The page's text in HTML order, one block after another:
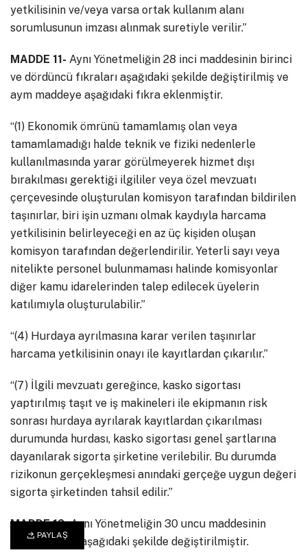
yetkilisinin ve/veya varsa ortak kullanım alanı
sorumlusunun imzası alınmak suretiyle verilir.”
MADDE 11- Aynı Yönetmeliğin 28 inci maddesinin birinci
ve dördüncü fıkraları aşağıdaki şekilde değiştirilmiş ve
aym maddeye aşağıdaki fıkra eklenmiştir.
“(1) Ekonomik ömrünü tamamlamış olan veya
tamamlamadığı halde teknik ve fiziki nedenlerle
kullanılmasında yarar görülmeyerek hizmet dışı
bırakılması gerektiği ilgililer veya özel mevzuatı
çerçevesinde oluşturulan komisyon tarafından bildirilen
taşınırlar, biri işin uzmanı olmak kaydıyla harcama
yetkilisinin belirleyeceği en az üç kişiden oluşan
komisyon tarafından değerlendirilir. Yeterli sayı veya
nitelikte personel bulunmaması halinde komisyonlar
diğer kamu idarelerinden talep edilecek üyelerin
katılımıyla oluşturulabilir.”
“(4) Hurdaya ayrılmasına karar verilen taşınırlar
harcama yetkilisinin onayı ile kayıtlardan çıkarılır.”
“(7) İlgili mevzuatı gereğince, kasko sigortası
yaptırılmış taşıt ve iş makineleri ile ekipmanın risk
sonrası hurdaya ayrılarak kayıtlardan çıkarılması
durumunda hurdası, kasko sigortası genel şartlarına
dayanılarak sigorta şirketine verilebilir. Bu durumda
rizikonun gerçekleşmesi anındaki gerçeğe uygun değeri
sigorta şirketinden tahsil edilir.”
MADDE 12-Aynı Yönetmeliğin 30 uncu maddesinin
birinci fıkrası aşağıdaki şekilde değiştirilmiştir.
PAYLAŞ